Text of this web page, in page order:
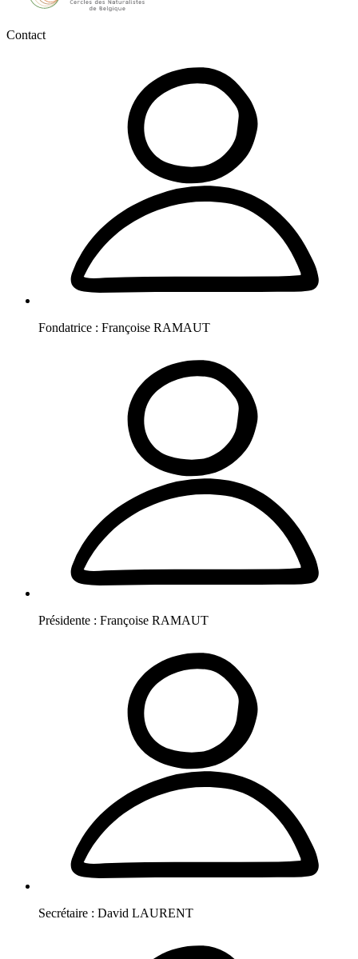
Contact
Fondatrice : Françoise RAMAUT
Présidente : Françoise RAMAUT
Secrétaire : David LAURENT